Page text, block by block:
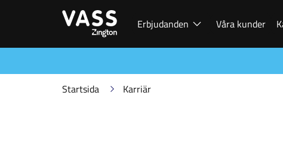
Erbjudanden Våra kunder
Startsida
Karriär